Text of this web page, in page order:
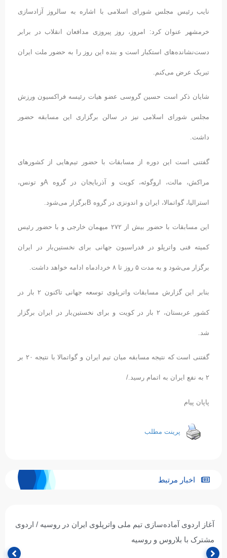
نایب‌ رئیس مجلس شورای اسلامی با اشاره به سالروز آزادسازی
خرمشهر عنوان کرد: امروز، روز پیروزی مدافعان انقلاب در برابر
دست‌نشانده‌های استکبار است و بنده این روز را به حضور ملت ایران
تبریک عرض می‌کنم.
شایان ذکر است حسین گروسی عضو هیات رئیسه فراکسیون ورزش
مجلس شورای اسلامی نیز در سالن برگزاری این مسابقه حضور
داشت.
گفتنی است این دوره از مسابقات با حضور تیم‌هایی از کشورهای
مراکش، مالت، اروگوئه،‌ کویت و آذربایجان در گروه Aو تونس،
استرالیا، گواتمالا، ایران و اندونزی در گروه Bبرگزار می‌شود.
این مسابقات با حضور بیش از ۲۷۲ میهمان خارجی و با حضور رئیس
کمیته فنی واترپلو در فدراسیون جهانی برای نخستین‌بار در ایران
برگزار می‌شود و به مدت ۵ روز تا ۸ خردادماه ادامه خواهد داشت.
بنابر این گزارش مسابقات واترپلوی توسعه جهانی تاکنون ۲ بار در
کشور عربستان، ۲ بار در کویت و برای نخستین‌بار در ایران برگزار
شد.
گفتنی است که نتیجه مسابقه میان تیم ایران و گواتمالا با نتیجه ۲۰ بر
۲ به نفع ایران به اتمام رسید./
پاپان پیام
پرینت مطلب
اخبار مرتبط
آغاز اردوی آماده‌سازی تیم ملی واترپلوی ایران در روسیه / اردوی
مشترک با بلاروس و روسیه